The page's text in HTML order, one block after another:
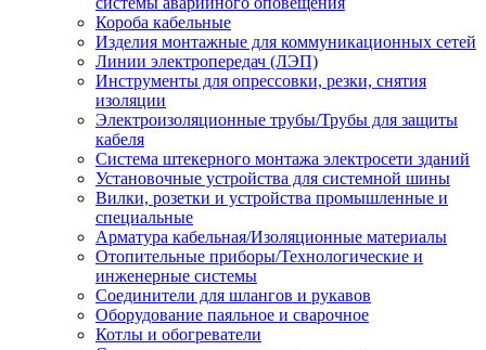
Короба кабельные
Изделия монтажные для коммуникационных сетей
Линии электропередач (ЛЭП)
Инструменты для опрессовки, резки, снятия
изоляции
Электроизоляционные трубы/Трубы для защиты
кабеля
Система штекерного монтажа электросети зданий
Установочные устройства для системной шины
Вилки, розетки и устройства промышленные и
специальные
Арматура кабельная/Изоляционные материалы
Отопительные приборы/Технологические и
инженерные системы
Соединители для шлангов и рукавов
Оборудование паяльное и сварочное
Котлы и обогреватели